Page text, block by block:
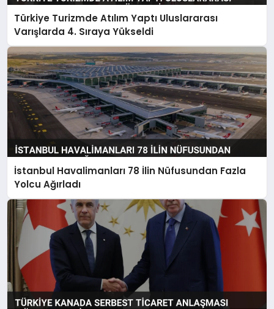
Türkiye Turizmde Atılım Yaptı Uluslararası
Varışlarda 4. Sıraya Yükseldi
İstanbul Havalimanları 78 İlin Nüfusundan Fazla
Yolcu Ağırladı